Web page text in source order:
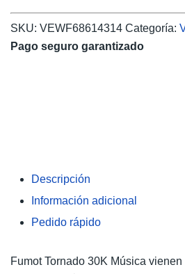
SKU: VEWF68614314 Categoría:
Pago seguro garantizado
Descripción
Información adicional
Pedido rápido
Fumot Tornado 30K Música